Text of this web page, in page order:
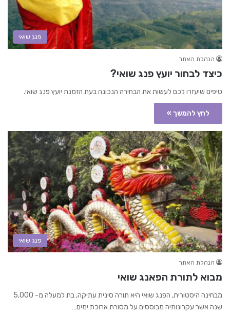
פנג שואי
הנהלת האתר
כיצד לבחור יועץ פנג שואי?
טיפים שיעזרו לכם לעשות את הבחירה הנכונה בעת הזמנת יועץ פנג שואי.
לחץ להמשך »
פנג שואי
הנהלת האתר
מבוא לתורת הפאנג שואי
מבחינה היסטורית, הפנג שואי היא תורה סינית עתיקה, בת למעלה מ- 5,000
שנה אשר עקרונותיה מבוססים על מסורת ארוכת ימים…